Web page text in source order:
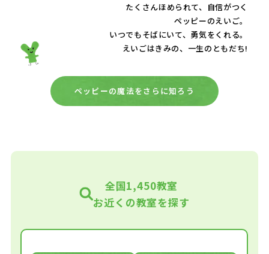
たくさんほめられて、自信がつく
ペッピーのえいご。
いつでもそばにいて、 勇気をくれる。
えいごはきみの、一生のともだち!
ペッピーの魔法をさらに知ろう
全国1,450教室
お近くの教室を探す